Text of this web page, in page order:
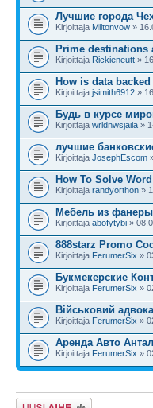
Лучшие города
Kirjoittaja Miltonvow »
Prime destinations
Kirjoittaja Rickieneutt »
How is data
Kirjoittaja jsimith6912 »
Будь в курсе
Kirjoittaja wrldnwsjaila »
лучшие
Kirjoittaja JosephEscom
How To Solve
Kirjoittaja randyorthon »
Мебель из фанеры
Kirjoittaja abofytybi »
888starz Promo
Kirjoittaja FerumerSix »
Букмекерские
Kirjoittaja FerumerSix »
Військовий
Kirjoittaja FerumerSix »
Аренда Авто
Kirjoittaja FerumerSix »
Lähetä uusi viesti